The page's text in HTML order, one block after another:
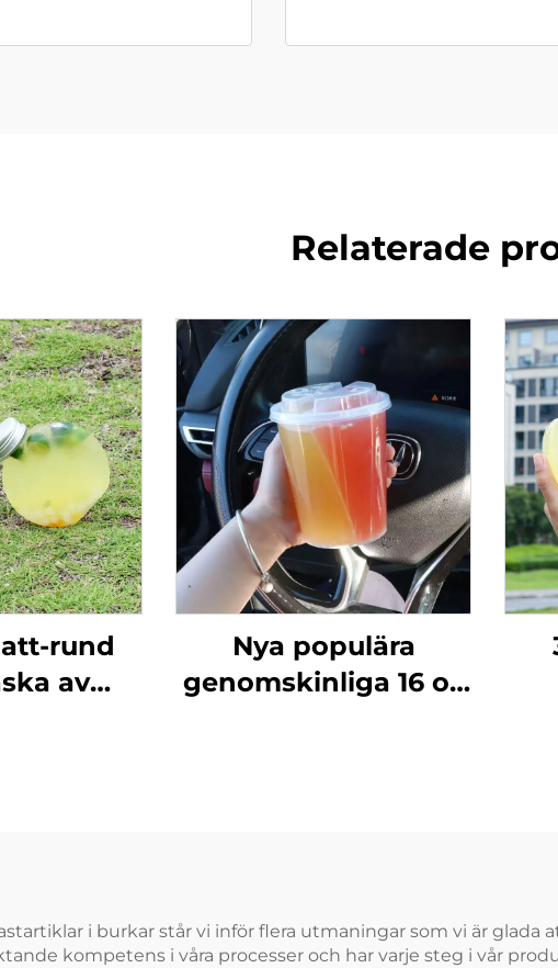
Relaterade
rund
av
Nya populära
genomskinliga 16 oz
i burkar står vi inför flera utmaningar som vi är glada
kompetens i våra processer och har varje steg i vår